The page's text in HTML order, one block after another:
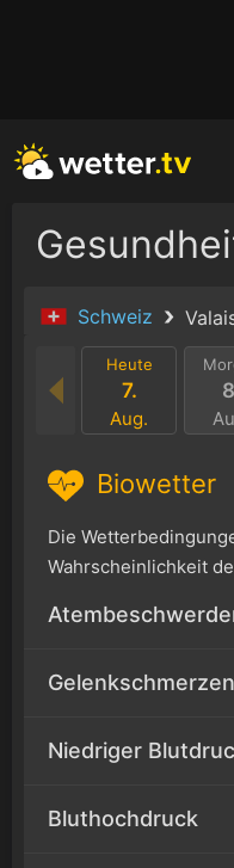
Schweiz
Heute
7.
Aug.
Biowetter
Die
Wahrscheinlichkeit
Gelenkschmerzen
Niedriger
Bluthochdruck